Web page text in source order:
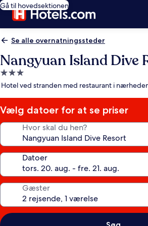
Gå til hovedsektionen
Se alle overnatningssteder
Nangyuan Island Dive
3.0-
stjernet
Hotel ved stranden med restaurant i
Vælg datoer for at se priser
Hvor skal du hen?
Datoer
Gæster